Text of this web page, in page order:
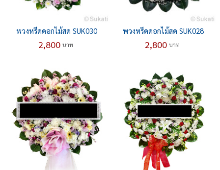
พวงหรีดดอกไม้สด SUK030
2,800 บาท
พวงหรีดดอกไม้สด SUK028
2,800 บาท